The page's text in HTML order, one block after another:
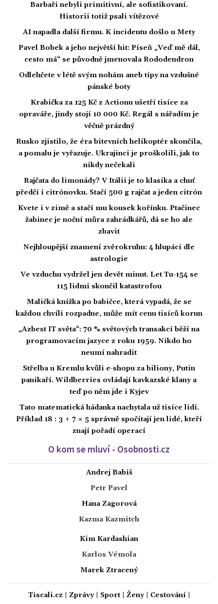
Barbaři nebyli primitivní, ale sofistikovaní.
Historii totiž psali vítězové
AI napadla další firmu. K incidentu došlo u Mety
Pavel Bobek a jeho největší hit: Píseň „Veď mě dál,
cesto má“ se původně jmenovala Rododendron
Odlehčete v létě svým nohám aneb tipy na vzdušné
pánské boty
Krabička za 125 Kč z Actionu ušetří tisíce za
opraváře, jindy stojí 10 000 Kč. Regál s nářadím je
věčně prázdný
Rusko zjistilo, že éra bitevních helikoptér skončila,
a pomalu je vyřazuje. Ukrajinci je proškolili, jak to
nikdy nečekali
Rajčata do limonády? V Itálii je to klasika a chuť
předčí i citrónovku. Stačí 500 g rajčat a jeden citrón
Kvete i v zimě a stačí mu kousek kořínku. Ptačinec
žabinec je noční můra zahrádkářů, dá se ho ale
zbavit
Nejhloupější znamení zvěrokruhu: 4 hlupáci dle
astrologie
Ve vzduchu vydržel jen devět minut. Let Tu-154 se
115 lidmi skončil katastrofou
Maličká knížka po babičce, která vypadá, že se
každou chvíli rozpadne, může mít cenu tisíců korun
„Azbest IT světa“: 70 % světových transakcí běží na
programovacím jazyce z roku 1959. Nikdo ho
neumí nahradit
Střelba u Kremlu kvůli e-shopu za biliony, Putin
panikaří. Wildberries ovládají kavkazské klany a
teď po něm jde i Kyjev
Tato matematická hádanka nachytala už tisíce lidí.
Příklad 18 : 3 + 7 × 5 správně spočítají jen lidé, kteří
znají pořadí operací
O kom se mluví - Osobnosti.cz
Andrej Babiš
Petr Pavel
Hana Zagorová
Kazma Kazmitch
Kim Kardashian
Karlos Vémola
Marek Ztracený
Tiscali.cz Zprávy| Sport| Ženy| Cestování|